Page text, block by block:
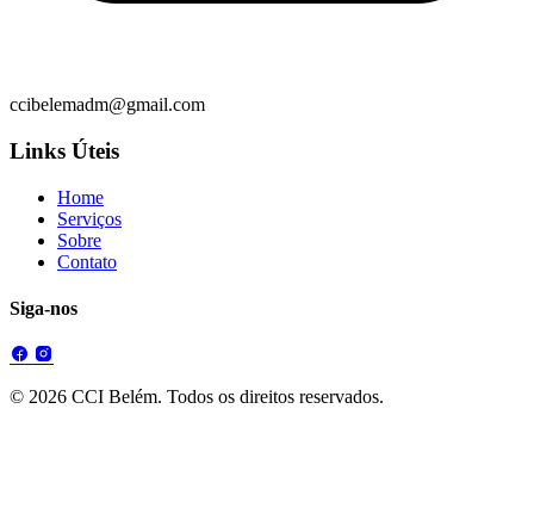
ccibelemadm@gmail.com
Links Úteis
Home
Serviços
Sobre
Contato
Siga-nos
© 2026 CCI Belém. Todos os direitos reservados.